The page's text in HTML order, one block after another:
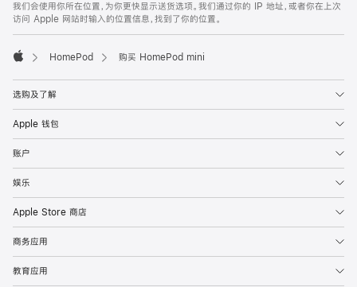
我们会使用你所在位置，为你更快显示送货选项。我们通过你的 IP 地址，或者你在上次
访问 Apple 网站时输入的位置信息，找到了你的位置。
HomePod 购买 HomePod mini
选购及了解
Apple 钱包
账户
娱乐
Apple Store 商店
商务应用
教育应用